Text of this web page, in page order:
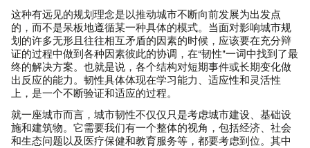
这种有远见的规划理念是以推动城市不断向前发展为出发点
的，而不是呆板地遵循某一种具体的模式。当面对影响城市规
划的许多无形且往往相互矛盾的因素的时候，应该要在充分辩
证的过程中做到各种因素彼此的协调，在“韧性”一词中找到了最
终的解决方案。也就是说，各个结构对短期事件或长期变化做
出反应的能力。韧性具体体现在学习能力、适应性和灵活性
上，是一个不断验证和适应的过程。
就一座城市而言，城市韧性不仅仅只是考虑城市建设、基础设
施和建筑物。它需要我们有一个整体的视角，包括经济、社会
和生态问题以及医疗保健和教育服务等，都要考虑到位。其中